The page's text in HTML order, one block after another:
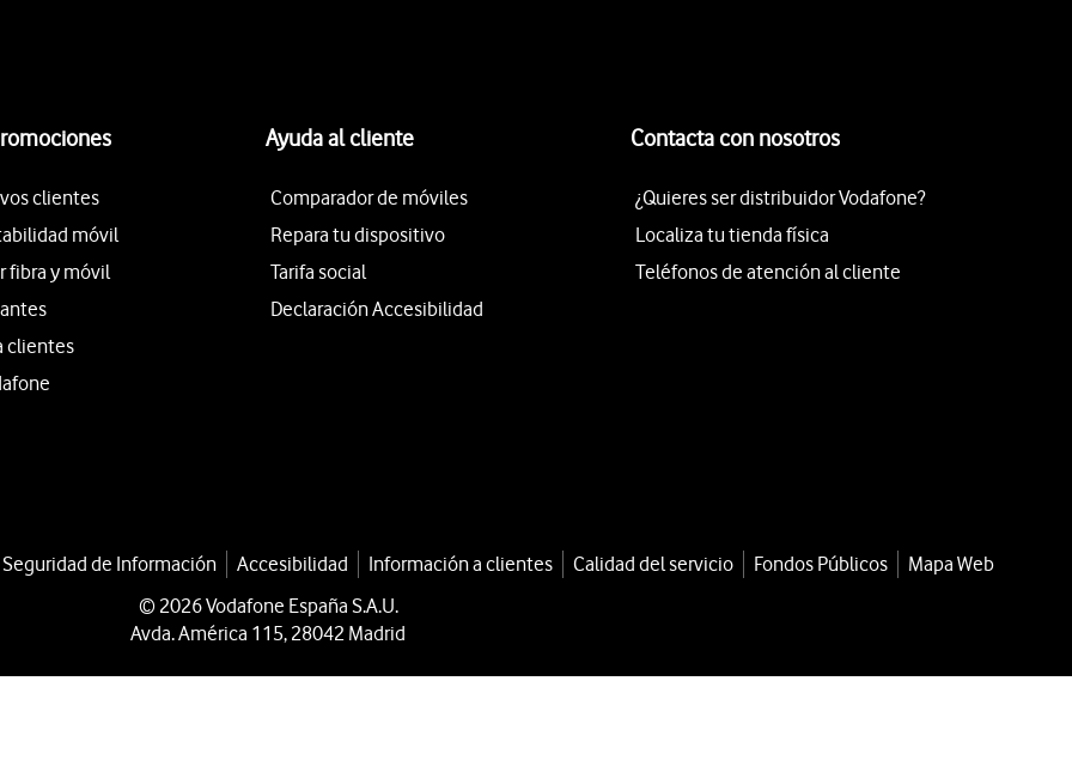
clientes
móvil
fibra y móvil
clientes
Ayuda al cliente
Comparador de móviles
Repara tu dispositivo
Tarifa social
Declaración Accesibilidad
Contacta con nosotros
¿Quieres ser distribuidor Vodafone?
Localiza tu tienda física
Teléfonos de atención al cliente
de Información Accesibilidad Información a clientes Calidad del servicio Fondos Públicos
Mapa Web
© 2026 Vodafone España S.A.U.
Avda. América 115, 28042 Madrid